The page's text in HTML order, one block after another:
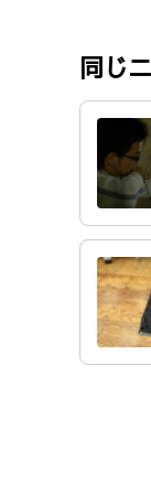
同じ